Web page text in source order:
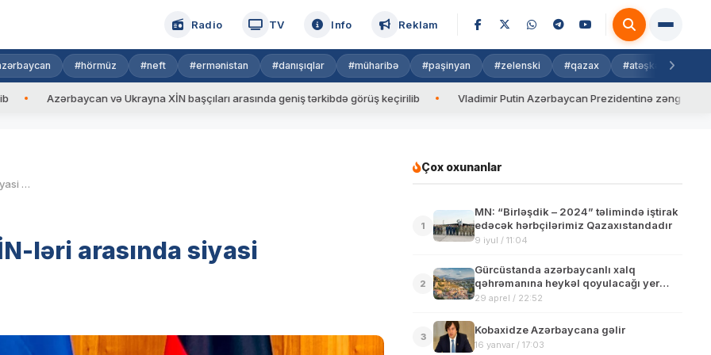
Radio TV Info Reklam
#hörmüz #neft #ermənistan #danışıqlar #müharibə #paşinyan #zelenski #qazax #atəşkəs
və Ukrayna XİN başçıları arasında geniş tərkibdə görüş keçirilib Vladimir Putin Azərbaycan Prezidentinə zəng edib
Azərbaycan və Almaniya XİN-ləri arasında siyasi məsləhətləşmələr keçirilib
ləri arasında siyasi
Çox oxunanlar
1
MN: “Birləşdik – 2024” təlimində iştirak
edəcək hərbçilərimiz Qazaxıstandadır
9 iyul / 11:04
2
Gürcüstanda azərbaycanlı xalq
qəhrəmanına heykəl qoyulacağı yer
müəyyənləşib
29 aprel / 22:52
3
Kobaxidze Azərbaycana gəlir
16 yanvar / 17:03